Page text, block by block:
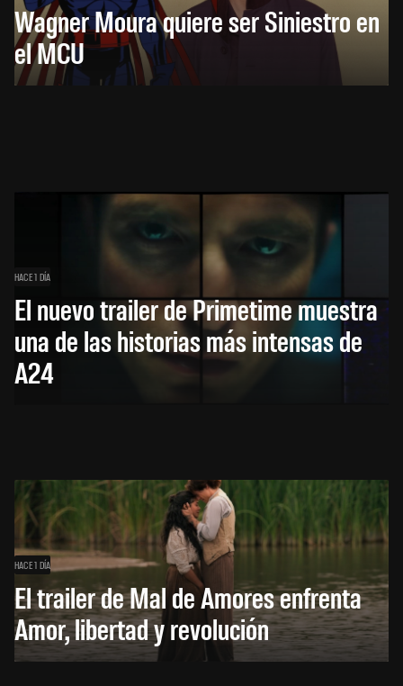
Wagner Moura quiere ser Siniestro en
el MCU
HACE 1 DÍA
El nuevo trailer de Primetime muestra
una de las historias más intensas de
A24
HACE 1 DÍA
El trailer de Mal de Amores enfrenta
Amor, libertad y revolución